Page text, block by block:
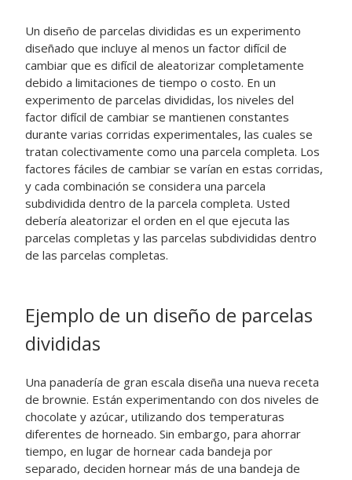
Un diseño de parcelas divididas es un experimento
diseñado que incluye al menos un factor difícil de
cambiar que es difícil de aleatorizar completamente
debido a limitaciones de tiempo o costo. En un
experimento de parcelas divididas, los niveles del
factor difícil de cambiar se mantienen constantes
durante varias corridas experimentales, las cuales se
tratan colectivamente como una parcela completa. Los
factores fáciles de cambiar se varían en estas corridas,
y cada combinación se considera una parcela
subdividida dentro de la parcela completa. Usted
debería aleatorizar el orden en el que ejecuta las
parcelas completas y las parcelas subdivididas dentro
de las parcelas completas.
Ejemplo de un diseño de parcelas
divididas
Una panadería de gran escala diseña una nueva receta
de brownie. Están experimentando con dos niveles de
chocolate y azúcar, utilizando dos temperaturas
diferentes de horneado. Sin embargo, para ahorrar
tiempo, en lugar de hornear cada bandeja por
separado, deciden hornear más de una bandeja de